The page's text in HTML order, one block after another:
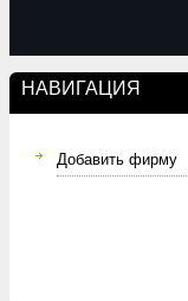
НАВИГАЦИЯ
Добавить фирму